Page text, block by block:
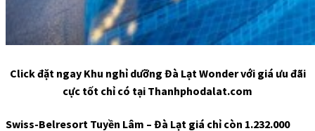
Click đặt ngay Khu nghỉ dưỡng Đà Lạt Wonder với giá ưu đãi
cực tốt chỉ có tại Thanhphodalat.com
Swiss-Belresort Tuyền Lâm – Đà Lạt giá chỉ còn 1.232.000